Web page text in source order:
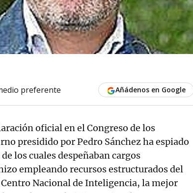
preferente Añádenos en Google
oficial en el Congreso de los
presidido por Pedro Sánchez ha espiado
los cuales despeñaban cargos
empleando recursos estructurados del
Centro Nacional de Inteligencia, la mejor